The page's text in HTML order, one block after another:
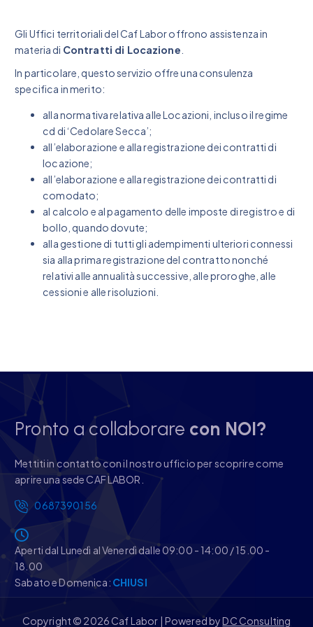
Gli Uffici territoriali del Caf Labor offrono assistenza in
materia di Contratti di Locazione
In particolare, questo servizio offre una consulenza
specifica in merito:
alla normativa relativa alle Locazioni, incluso il regime
cd di ‘Cedolare Secca’;
all’elaborazione e alla registrazione dei contratti di
locazione;
all’elaborazione e alla registrazione dei contratti di
comodato;
al calcolo e al pagamento delle imposte di registro e di
bollo, quando dovute;
alla gestione di tutti gli adempimenti ulteriori connessi
sia alla prima registrazione del contratto nonché
relativi alle annualità successive, alle proroghe, alle
cessioni e alle risoluzioni.
Pronto a collaborare con NOI?
Mettiti in contatto con il nostro ufficio per scoprire come
aprire una sede CAF LABOR.
0687390156
Aperti dal Lunedì al Venerdì dalle 09:00 - 14:00 / 15.00 -
18.00
Sabato e Domenica: CHIUSI
Copyright © 2026 Caf Labor | Powered byDC Consulting